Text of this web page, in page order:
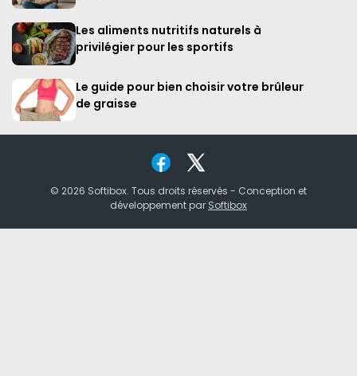
Les aliments nutritifs naturels à
privilégier pour les sportifs
Le guide pour bien choisir votre brûleur
de graisse
© 2026 Softibox. Tous droits réservés - Conception et
développement par Softibox